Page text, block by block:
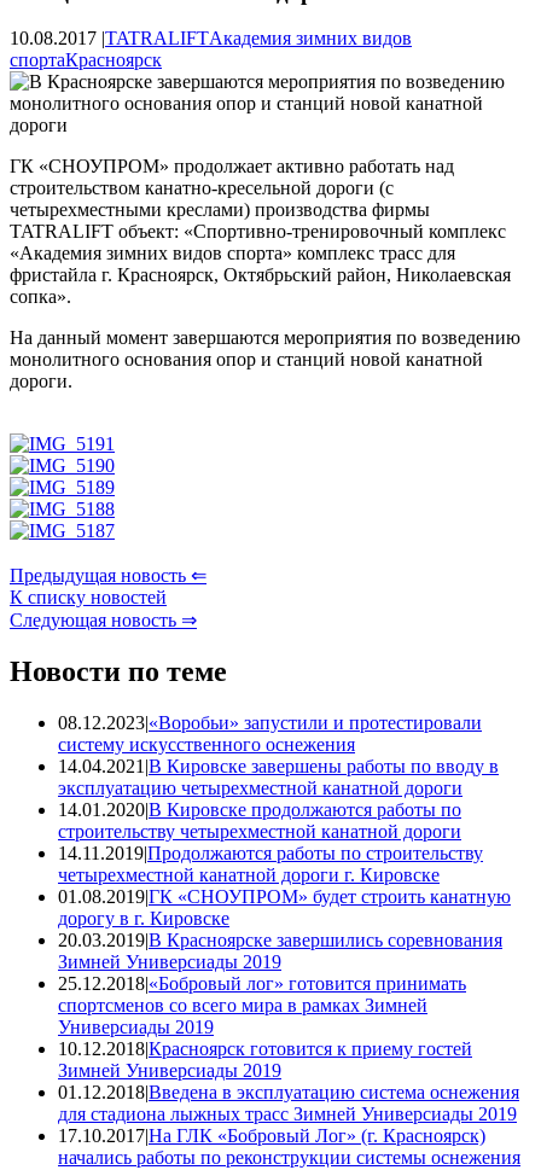
10.08.2017 |TATRALIFTАкадемия зимних видов
спортаКрасноярск
ГК «СНОУПРОМ» продолжает активно работать над
строительством канатно-кресельной дороги (с
четырехместными креслами) производства фирмы
TATRALIFT объект: «Спортивно-тренировочный комплекс
«Академия зимних видов спорта» комплекс трасс для
фристайла г. Красноярск, Октябрьский район, Николаевская
сопка».
На данный момент завершаются мероприятия по возведению
монолитного основания опор и станций новой канатной
дороги.
Предыдущая новость ⇐
К списку новостей
Следующая новость ⇒
Новости по теме
08.12.2023|«Воробьи» запустили и протестировали
систему искусственного оснежения
14.04.2021 |В Кировске завершены работы по вводу в
эксплуатацию четырехместной канатной дороги
14.01.2020|В Кировске продолжаются работы по
строительству четырехместной канатной дороги
14.11.2019|Продолжаются работы по строительству
четырехместной канатной дороги г. Кировске
01.08.2019|ГК «СНОУПРОМ» будет строить канатную
дорогу в г. Кировске
20.03.2019|В Красноярске завершились соревнования
Зимней Универсиады 2019
25.12.2018|«Бобровый лог» готовится принимать
спортсменов со всего мира в рамках Зимней
Универсиады 2019
10.12.2018|Красноярск готовится к приему гостей
Зимней Универсиады 2019
01.12.2018|Введена в эксплуатацию система оснежения
для стадиона лыжных трасс Зимней Универсиады 2019
17.10.2017|На ГЛК «Бобровый Лог» (г. Красноярск)
начались работы по реконструкции системы оснежения